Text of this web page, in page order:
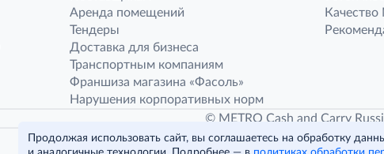
Аренда помещений
Тендеры
Доставка для бизнеса
Транспортным компаниям
Франшиза магазина «Фасоль»
Нарушения корпоративных норм
Качество
© METRO Cash and Carry
Продолжая использовать сайт, вы соглашаетесь на обработку